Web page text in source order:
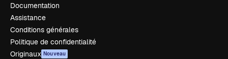
Documentation
Assistance
Conditions générales
Politique de confidentialité
Originaux Nouveau